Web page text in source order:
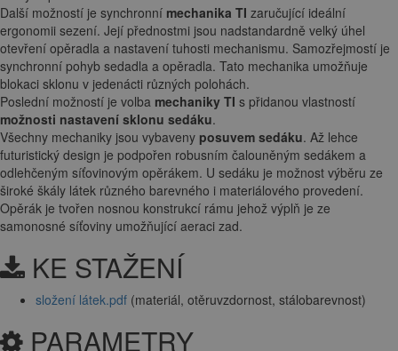
Další možností je synchronní mechanika TI zaručující ideální
ergonomii sezení. Její přednostmi jsou nadstandardně velký úhel
otevření opěradla a nastavení tuhosti mechanismu. Samozřejmostí je
synchronní pohyb sedadla a opěradla. Tato mechanika umožňuje
blokaci sklonu v jedenácti různých polohách.
Poslední možností je volba mechaniky TI s přidanou vlastností
možnosti nastavení sklonu sedáku.
Všechny mechaniky jsou vybaveny posuvem sedáku. Až lehce
futuristický design je podpořen robusním čalouněným sedákem a
odlehčeným síťovinovým opěrákem. U sedáku je možnost výběru ze
široké škály látek různého barevného i materiálového provedení.
Opěrák je tvořen nosnou konstrukcí rámu jehož výplň je ze
samonosné síťoviny umožňující aeraci zad.
KE STAŽENÍ
složení látek.pdf (materiál, otěruvzdornost, stálobarevnost)
PARAMETRY